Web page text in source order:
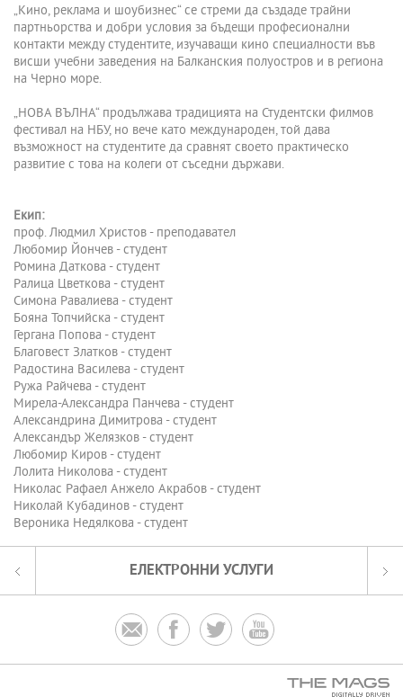
„Кино, реклама и шоубизнес“ се стреми да създаде трайни
партньорства и добри условия за бъдещи професионални
контакти между студентите, изучаващи кино специалности във
висши учебни заведения на Балканския полуостров и в региона
на Черно море.
„НОВА ВЪЛНА“ продължава традицията на Студентски филмов
фестивал на НБУ, но вече като международен, той дава
възможност на студентите да сравнят своето практическо
развитие с това на колеги от съседни държави.
Екип:
проф. Людмил Христов - преподавател
Любомир Йончев - студент
Ромина Даткова - студент
Ралица Цветкова - студент
Симона Равалиева - студент
Бояна Топчийска - студент
Гергана Попова - студент
Благовест Златков - студент
Радостина Василева - студент
Ружа Райчева - студент
Мирела-Александра Панчева - студент
Александрина Димитрова - студент
Александър Желязков - студент
Любомир Киров - студент
Лолита Николова - студент
Николас Рафаел Анжело Акрабов - студент
Николай Кубадинов - студент
Вероника Недялкова - студент
ЕЛЕКТРОННИ УСЛУГИ
   